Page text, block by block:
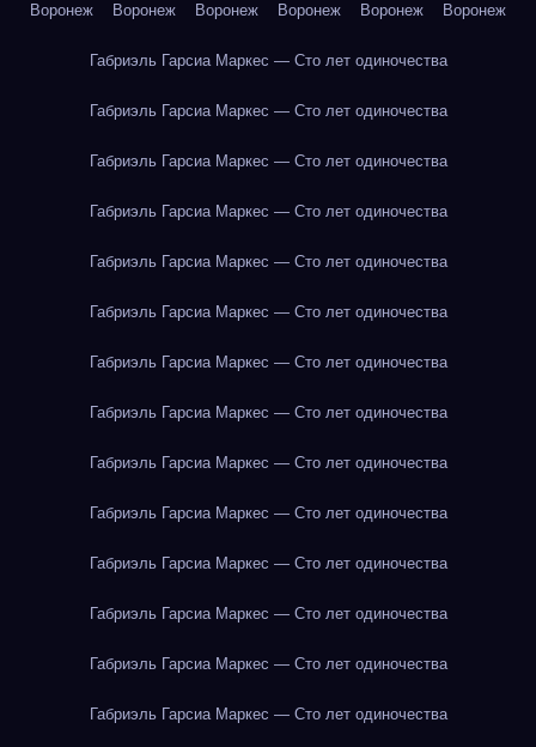
Воронеж Воронеж Воронеж Воронеж Воронеж Воронеж
Габриэль Гарсиа Маркес — Сто лет одиночества
Габриэль Гарсиа Маркес — Сто лет одиночества
Габриэль Гарсиа Маркес — Сто лет одиночества
Габриэль Гарсиа Маркес — Сто лет одиночества
Габриэль Гарсиа Маркес — Сто лет одиночества
Габриэль Гарсиа Маркес — Сто лет одиночества
Габриэль Гарсиа Маркес — Сто лет одиночества
Габриэль Гарсиа Маркес — Сто лет одиночества
Габриэль Гарсиа Маркес — Сто лет одиночества
Габриэль Гарсиа Маркес — Сто лет одиночества
Габриэль Гарсиа Маркес — Сто лет одиночества
Габриэль Гарсиа Маркес — Сто лет одиночества
Габриэль Гарсиа Маркес — Сто лет одиночества
Габриэль Гарсиа Маркес — Сто лет одиночества